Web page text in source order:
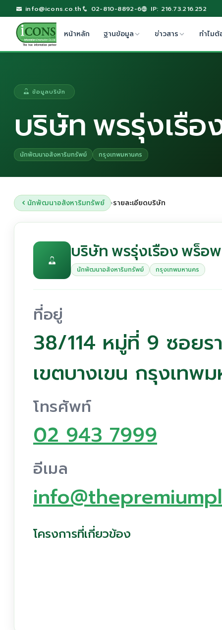
info@icons.co.th 02-810-8892-6 IP: 216.73.216.252
หน้าหลัก ฐานข้อมูล ข่าวสาร ทำไมต้
ข้อมูลบริษัท
บริษัท พรรุ่งเรื
นักพัฒนาอสังหาริมทรัพย์ กรุงเทพมหานคร
นักพัฒนาอสังหาริมทรัพย์ ›รายละเอียดบริษัท
บริษัท พรรุ่งเรือง พร็อ
นักพัฒนาอสังหาริมทรัพย์ กรุงเทพมหานคร
ที่อยู่
38/114 หมู่ที่ 9 ซอยร
เขตบางเขน กรุงเทพ
โทรศัพท์
02 943 7999
อีเมล
โครงการที่เกี่ยวข้อง